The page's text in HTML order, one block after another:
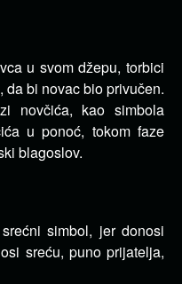
u svom džepu, torbici
da bi novac bio privučen.
novčića, kao simbola
u ponoć, tokom faze
blagoslov.
simbol, jer donosi
sreću, puno prijatelja,